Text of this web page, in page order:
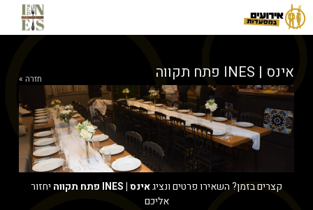
חזרה » אינס | INES פתח תקווה
קצרים בזמן? השאירו פרטים ונציגאינס | INES פתח תקווה
יחזור
אליכם